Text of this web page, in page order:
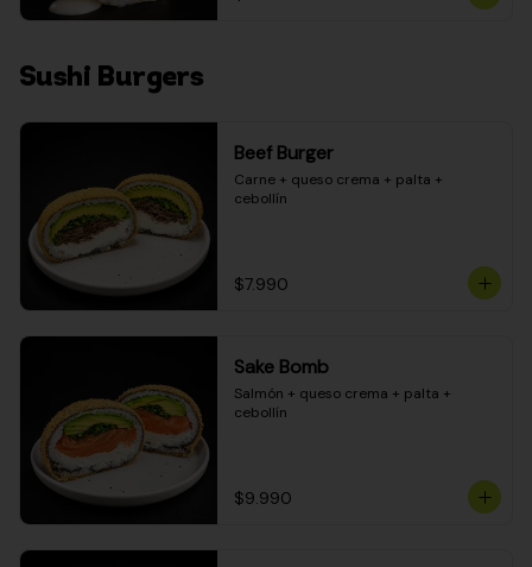
Sushi Burgers
Beef Burger
Carne + queso crema + palta +
cebollín
$7.990
Sake Bomb
Salmón + queso crema + palta +
cebollín
$9.990